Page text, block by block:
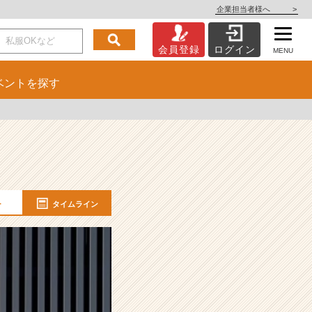
企業担当者様へ >
会員登録 ログイン MENU
ント を探す
タイムライン